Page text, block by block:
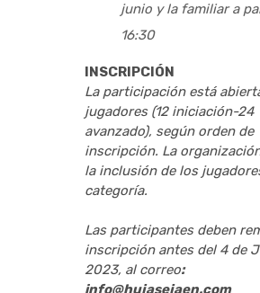
junio y la familiar a
16:30
INSCRIPCIÓN
La participación está
jugadores (12 iniciación-24
avanzado), según orden de
inscripción. La
la inclusión de los
categoría.
Las participantes deben
inscripción antes del 4 de
2023, al correo:
info@hujasejaen.com